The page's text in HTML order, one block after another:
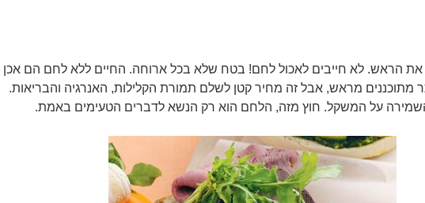
את הראש. לא חייבים לאכול לחם! בטח שלא בכל ארוחה. החיים ללא לחם הם אכן
מתוכננים מראש, אבל זה מחיר קטן לשלם תמורת הקלילות, האנרגיה והבריאות.
על המשקל. חוץ מזה, הלחם הוא רק הנשא לדברים הטעימים באמת.